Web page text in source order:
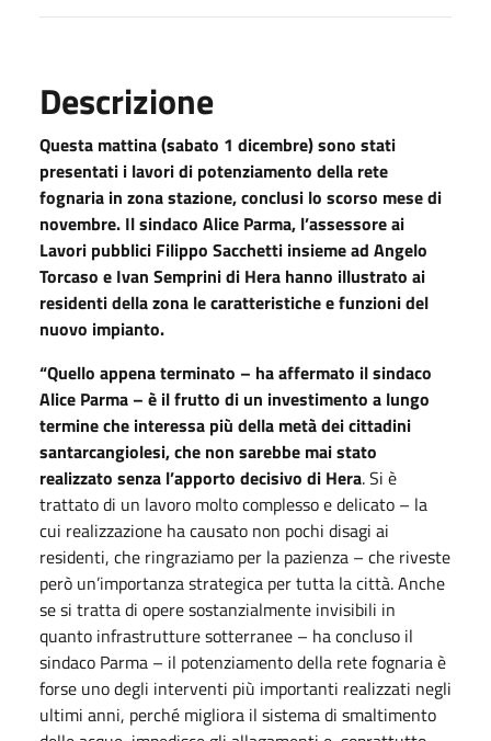
Descrizione
Questa mattina (sabato 1 dicembre) sono stati
presentati i lavori di potenziamento della rete
fognaria in zona stazione, conclusi lo scorso mese di
novembre. Il sindaco Alice Parma, l’assessore ai
Lavori pubblici Filippo Sacchetti insieme ad Angelo
Torcaso e Ivan Semprini di Hera hanno illustrato ai
residenti della zona le caratteristiche e funzioni del
nuovo impianto.
“Quello appena terminato – ha affermato il sindaco
Alice Parma – è il frutto di un investimento a lungo
termine che interessa più della metà dei cittadini
santarcangiolesi, che non sarebbe mai stato
realizzato senza l’apporto decisivo di Hera. Si è
trattato di un lavoro molto complesso e delicato – la
cui realizzazione ha causato non pochi disagi ai
residenti, che ringraziamo per la pazienza – che riveste
però un’importanza strategica per tutta la città. Anche
se si tratta di opere sostanzialmente invisibili in
quanto infrastrutture sotterranee – ha concluso il
sindaco Parma – il potenziamento della rete fognaria è
forse uno degli interventi più importanti realizzati negli
ultimi anni, perché migliora il sistema di smaltimento